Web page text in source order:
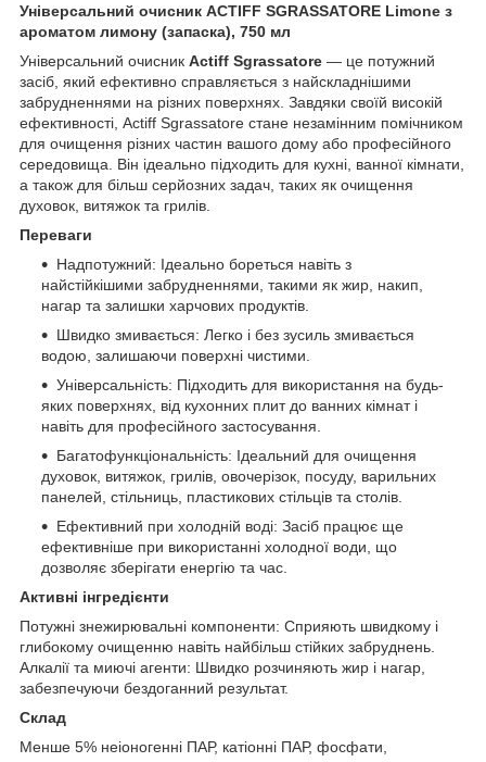
Універсальний очисник ACTIFF SGRASSATORE Limone з
ароматом лимону (запаска), 750 мл
Універсальний очисник Actiff Sgrassatore — це потужний
засіб, який ефективно справляється з найскладнішими
забрудненнями на різних поверхнях. Завдяки своїй високій
ефективності, Actiff Sgrassatore стане незамінним помічником
для очищення різних частин вашого дому або професійного
середовища. Він ідеально підходить для кухні, ванної кімнати,
а також для більш серйозних задач, таких як очищення
духовок, витяжок та грилів.
Переваги
Надпотужний: Ідеально бореться навіть з
найстійкішими забрудненнями, такими як жир, накип,
нагар та залишки харчових продуктів.
Швидко змивається: Легко і без зусиль змивається
водою, залишаючи поверхні чистими.
Універсальність: Підходить для використання на будь-
яких поверхнях, від кухонних плит до ванних кімнат і
навіть для професійного застосування.
Багатофункціональність: Ідеальний для очищення
духовок, витяжок, грилів, овочерізок, посуду, варильних
панелей, стільниць, пластикових стільців та столів.
Ефективний при холодній воді: Засіб працює ще
ефективніше при використанні холодної води, що
дозволяє зберігати енергію та час.
Активні інгредієнти
Потужні знежирювальні компоненти: Сприяють швидкому і
глибокому очищенню навіть найбільш стійких забруднень.
Алкалії та миючі агенти: Швидко розчиняють жир і нагар,
забезпечуючи бездоганний результат.
Склад
Менше 5% неіоногенні ПАР, катіонні ПАР, фосфати,